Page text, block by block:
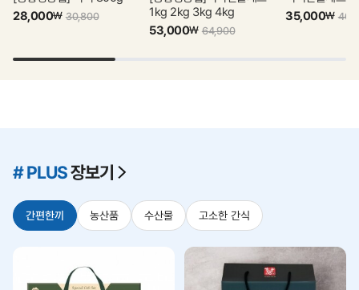
28,000₩ 30,800
1kg 2kg 3kg 4kg
53,000₩ 64,900
35,000₩
# PLUS장보기
간편한끼 농산품 수산물 고소한 간식